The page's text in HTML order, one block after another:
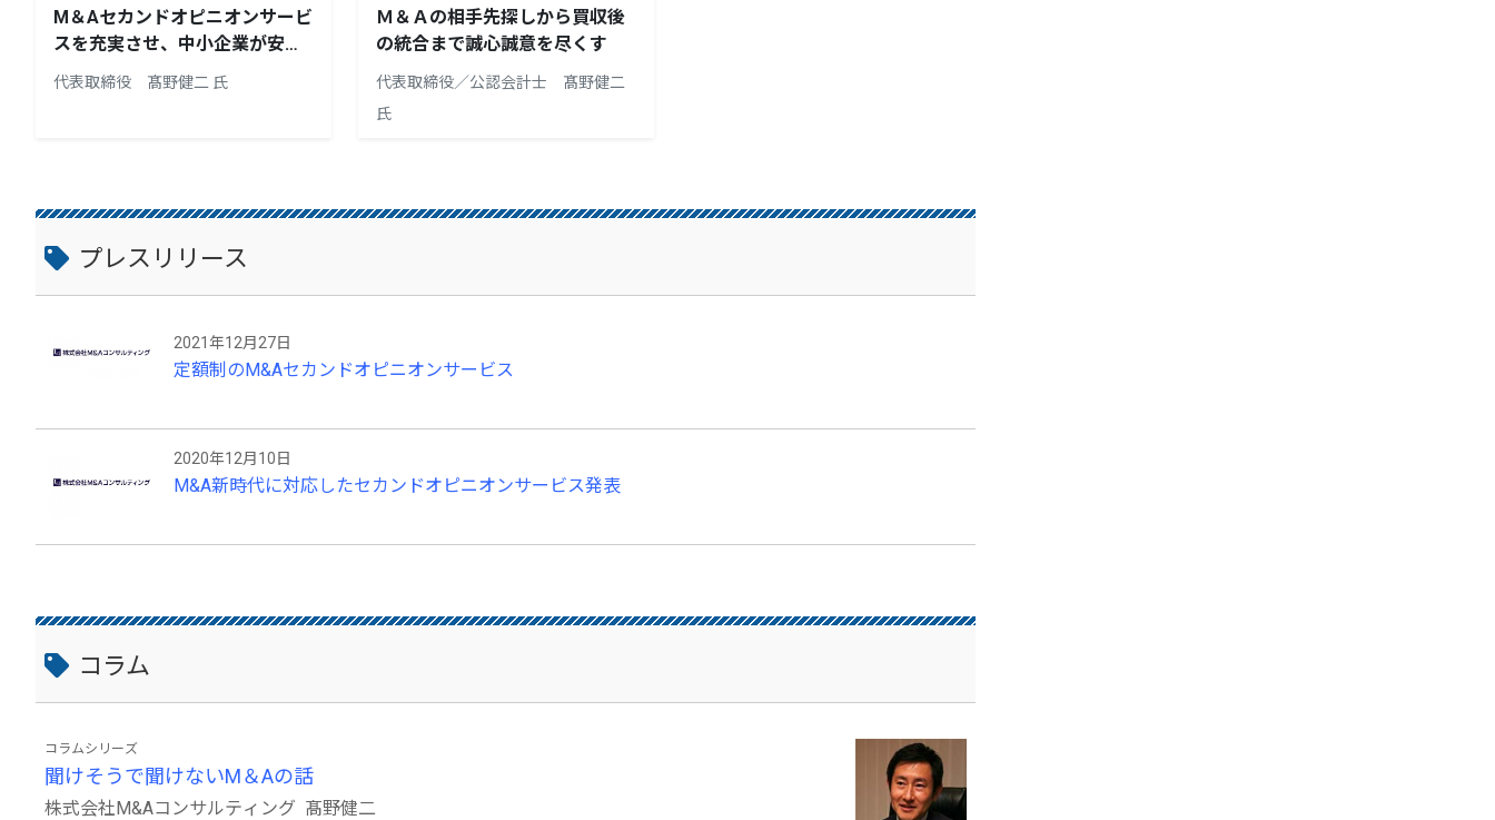
M＆Aセカンドオピニオンサービ
スを充実させ、中小企業が安心
してM＆Aを利用できる基盤作り
代表取締役 髙野健二 氏
Ｍ＆Ａの相手先探しから買収後
の統合まで誠心誠意を尽くす
代表取締役／公認会計士 髙野健二
氏
プレスリリース
2021年12月27日
定額制のM&Aセカンドオピニオンサービス
2020年12月10日
M&A新時代に対応したセカンドオピニオンサービス発表
コラム
コラムシリーズ
聞けそうで聞けないM＆Aの話
株式会社M&Aコンサルティング 髙野健二